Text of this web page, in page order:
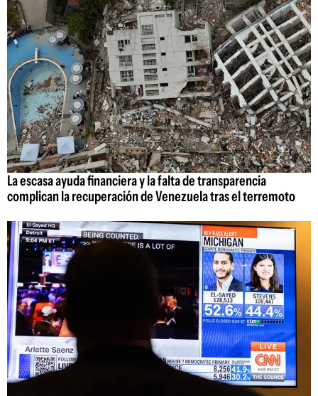
La escasa ayuda financiera y la falta de transparencia
complican la recuperación de Venezuela tras el terremoto